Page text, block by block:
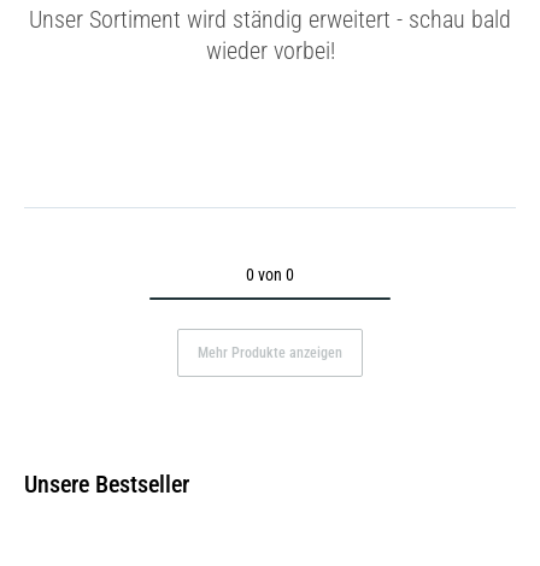
Unser Sortiment wird ständig erweitert - schau bald
wieder vorbei!
0 von 0
Mehr Produkte anzeigen
Unsere Bestseller